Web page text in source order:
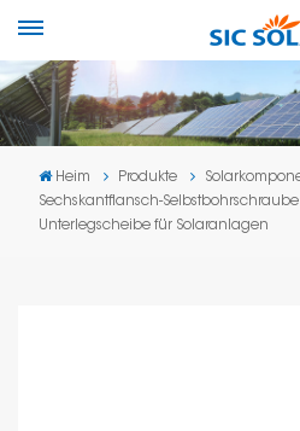
Heim Produkte
Sechskantflansch-
Unterlegscheibe für Solaranlagen